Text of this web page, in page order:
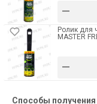
–
Ролик для
MASTER
–
Способы получения